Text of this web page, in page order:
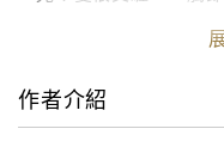
約 107 分鐘分級：輔
作者介紹